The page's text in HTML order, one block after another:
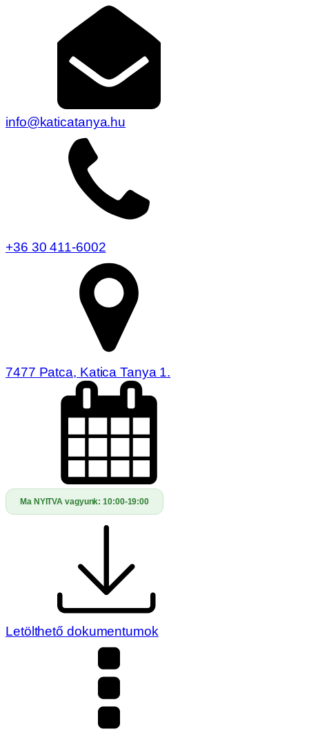
info@katicatanya.hu
+36 30 411-6002
7477 Patca, Katica Tanya 1.
Ma NYITVA vagyunk:10:00-19:00
Letölthető dokumentumok